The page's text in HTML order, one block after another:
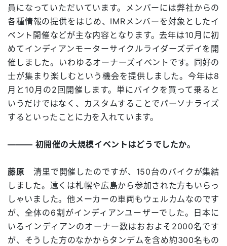
員になっていただいています。メンバーには弊社からの
各種情報の提供をはじめ、IMRメンバーを対象としたイ
ベント開催などが主な内容となります。去年は10月に初
めてインディアンモーターサイクルライダーズデイを開
催しました。いわゆるオーナーズイベントです。同好の
士が集まり楽しむという機会を提供しました。今年は8
月と10月の2回開催します。単にバイクを買って乗ると
いうだけではなく、カスタムすることでパーソナライズ
するといったことに力を入れています。
――― 初開催の大規模イベントはどうでしたか。
藤原 清里で開催したのですが、150台のバイクが集結
しました。遠くは札幌や広島から参加された方もいらっ
しゃいました。他メーカーの車両もウェルカムなのです
が、全体の6割がインディアンユーザーでした。日本に
いるインディアンのオーナー数はおおよそ2000名です
が、そうした方のなかからタンデムを含め約300名もの